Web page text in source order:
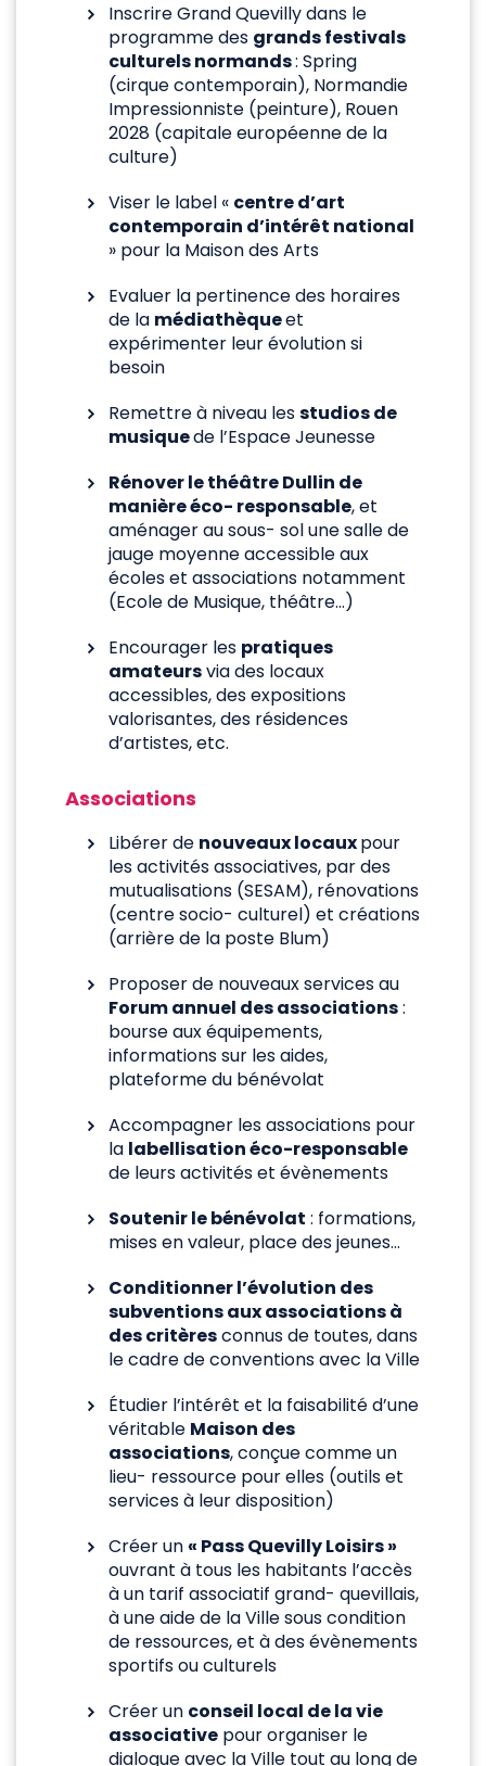
Inscrire Grand Quevilly dans le
programme des grands festivals
culturels normands: Spring
(cirque contemporain), Normandie
Impressionniste (peinture), Rouen
2028 (capitale européenne de la
culture)
Viser le label « centre d’art
contemporain d’intérêt national
» pour la Maison des Arts
Evaluer la pertinence des horaires
de la médiathèqueet
expérimenter leur évolution si
besoin
Remettre à niveau lesstudios de
musiquede l’Espace Jeunesse
Rénover le théâtre Dullin de
manière éco- responsable, et
aménager au sous- sol une salle de
jauge moyenne accessible aux
écoles et associations notamment
(Ecole de Musique, théâtre…)
Encourager les pratiques
amateursvia des locaux
accessibles, des expositions
valorisantes, des résidences
d’artistes, etc.
Associations
Libérer de nouveaux locauxpour
les activités associatives, par des
mutualisations (SESAM), rénovations
(centre socio- culturel) et créations
(arrière de la poste Blum)
Proposer de nouveaux services au
Forum annuel des associations:
bourse aux équipements,
informations sur les aides,
plateforme du bénévolat
Accompagner les associations pour
la labellisation éco-responsable
de leurs activités et évènements
Soutenir le bénévolat : formations,
mises en valeur, place des jeunes…
Conditionner l’évolution des
subventions aux associations à
des critèresconnus de toutes, dans
le cadre de conventions avec la Ville
Étudier l’intérêt et la faisabilité d’une
véritable Maison des
associations, conçue comme un
lieu- ressource pour elles (outils et
services à leur disposition)
Créer un « Pass Quevilly Loisirs »
ouvrant à tous les habitants l’accès
à un tarif associatif grand- quevillais,
à une aide de la Ville sous condition
de ressources, et à des évènements
sportifs ou culturels
Créer un conseil local de la vie
associative pour organiser le
dialogue avec la Ville tout au long de